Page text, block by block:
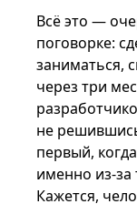
Всё это —
поговорке:
заниматься,
через три
не
первый,
именно из-за
Кажется,